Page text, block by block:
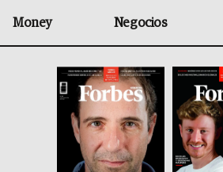
Money Negocios